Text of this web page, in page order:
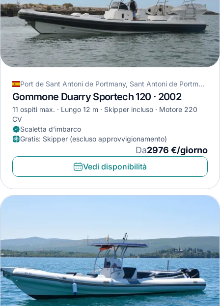
Port de Sant Antoni de Portmany, Sant Antoni de Portmany, Spagna
Gommone Duarry Sportech 120 · 2002
11 ospiti max. Lungo 12 m Skipper incluso
Motore 220
CV
Scaletta d'imbarco
Gratis: Skipper (escluso approvvigionamento)
Da2976 €/giorno
Vedi disponibilità